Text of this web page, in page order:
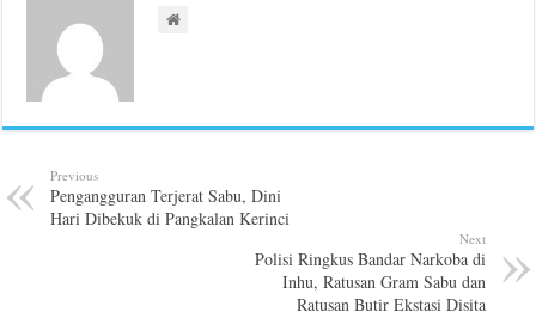
Previous
Pengangguran Terjerat Sabu, Dini
Hari Dibekuk di Pangkalan Kerinci
Next
Polisi Ringkus Bandar Narkoba di
Inhu, Ratusan Gram Sabu dan
Ratusan Butir Ekstasi Disita